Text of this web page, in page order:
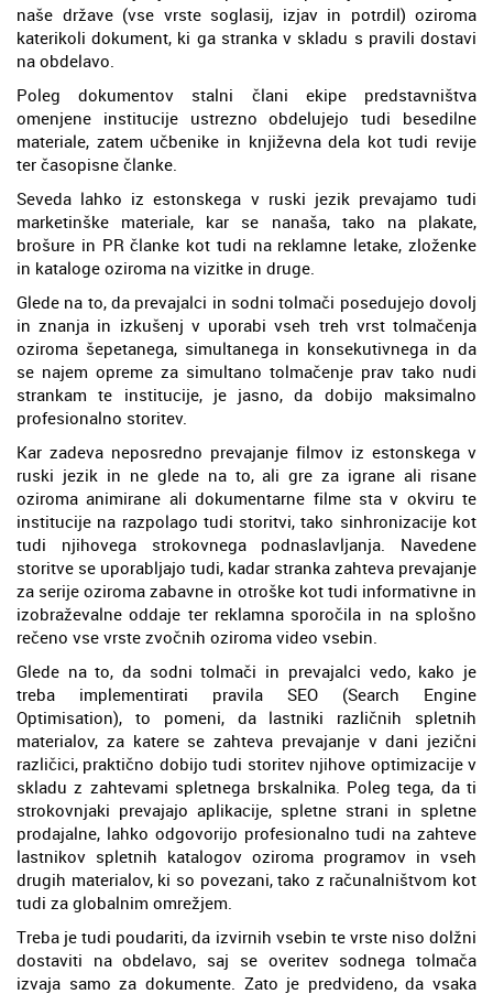
naše države (vse vrste soglasij, izjav in potrdil) oziroma
katerikoli dokument, ki ga stranka v skladu s pravili dostavi
na obdelavo.
Poleg dokumentov stalni člani ekipe predstavništva
omenjene institucije ustrezno obdelujejo tudi besedilne
materiale, zatem učbenike in književna dela kot tudi revije
ter časopisne članke.
Seveda lahko iz estonskega v ruski jezik prevajamo tudi
marketinške materiale, kar se nanaša, tako na plakate,
brošure in PR članke kot tudi na reklamne letake, zloženke
in kataloge oziroma na vizitke in druge.
Glede na to, da prevajalci in sodni tolmači posedujejo dovolj
in znanja in izkušenj v uporabi vseh treh vrst tolmačenja
oziroma šepetanega, simultanega in konsekutivnega in da
se najem opreme za simultano tolmačenje prav tako nudi
strankam te institucije, je jasno, da dobijo maksimalno
profesionalno storitev.
Kar zadeva neposredno prevajanje filmov iz estonskega v
ruski jezik in ne glede na to, ali gre za igrane ali risane
oziroma animirane ali dokumentarne filme sta v okviru te
institucije na razpolago tudi storitvi, tako sinhronizacije kot
tudi njihovega strokovnega podnaslavljanja. Navedene
storitve se uporabljajo tudi, kadar stranka zahteva prevajanje
za serije oziroma zabavne in otroške kot tudi informativne in
izobraževalne oddaje ter reklamna sporočila in na splošno
rečeno vse vrste zvočnih oziroma video vsebin.
Glede na to, da sodni tolmači in prevajalci vedo, kako je
treba implementirati pravila SEO (Search Engine
Optimisation), to pomeni, da lastniki različnih spletnih
materialov, za katere se zahteva prevajanje v dani jezični
različici, praktično dobijo tudi storitev njihove optimizacije v
skladu z zahtevami spletnega brskalnika. Poleg tega, da ti
strokovnjaki prevajajo aplikacije, spletne strani in spletne
prodajalne, lahko odgovorijo profesionalno tudi na zahteve
lastnikov spletnih katalogov oziroma programov in vseh
drugih materialov, ki so povezani, tako z računalništvom kot
tudi za globalnim omrežjem.
Treba je tudi poudariti, da izvirnih vsebin te vrste niso dolžni
dostaviti na obdelavo, saj se overitev sodnega tolmača
izvaja samo za dokumente. Zato je predvideno, da vsaka